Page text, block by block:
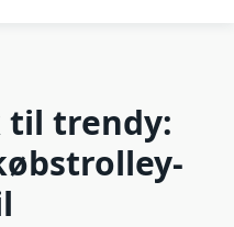
til trendy: